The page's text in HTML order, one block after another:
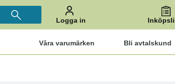
Logga in
Våra varumärken Bli avtalskund